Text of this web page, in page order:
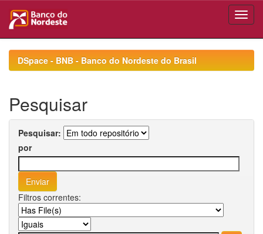
navigationDSpace - BNB - Banco do Nordeste do Brasil
Pesquisar
Pesquisar:
por
Filtros correntes: